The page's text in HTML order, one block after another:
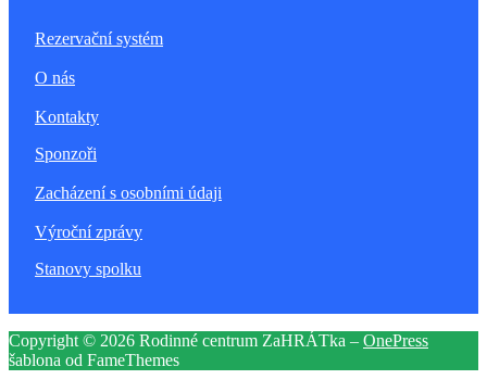
Rezervační systém
O nás
Kontakty
Sponzoři
Zacházení s osobními údaji
Výroční zprávy
Stanovy spolku
Copyright © 2026 Rodinné centrum ZaHRÁTka – OnePress
šablona od FameThemes